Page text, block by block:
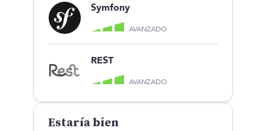
Symfony
AVANZADO
REST
AVANZADO
Estaría bien